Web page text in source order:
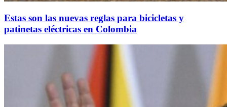
Estas son las nuevas reglas para bicicletas y
patinetas eléctricas en Colombia